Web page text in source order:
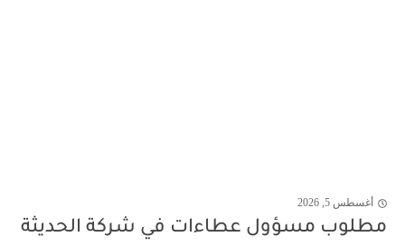
أغسطس 5, 2026
مطلوب مسؤول عطاءات في شركة الحديثة